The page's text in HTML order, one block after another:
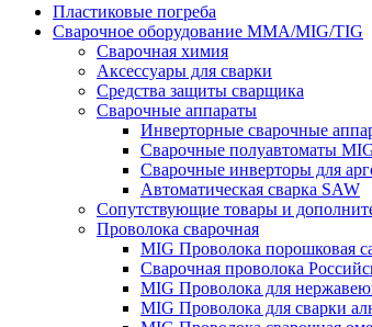
Пластиковые погреба
Сварочное оборудование MMA/MIG/TIG
Сварочная химия
Аксессуары для сварки
Средства защиты сварщика
Сварочные аппараты
Инверторные сварочные
Сварочные полуавтоматы
Сварочные инверторы для
Автоматическая сварка SAW
Сопутствующие товары и
Проволока сварочная
MIG Проволока порошковая
Сварочная проволока
MIG Проволока для
MIG Проволока для сварки